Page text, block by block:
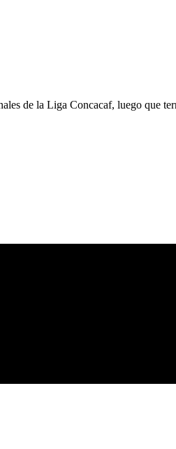
de la Liga Concacaf, luego que